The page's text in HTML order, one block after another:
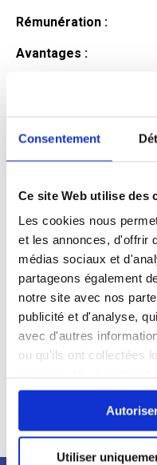
Consentement
Ce site Web utilise des
Les cookies nous
et les annonces, d'offrir
médias sociaux et
partageons également
notre site avec nos
publicité et d'analyse,
avec d'autres
ou qu'ils ont collectées
continuez à utiliser
Utiliser
Rémunération :
Avantages :
Qualifications et
Profil recherché :
Expérience :
de